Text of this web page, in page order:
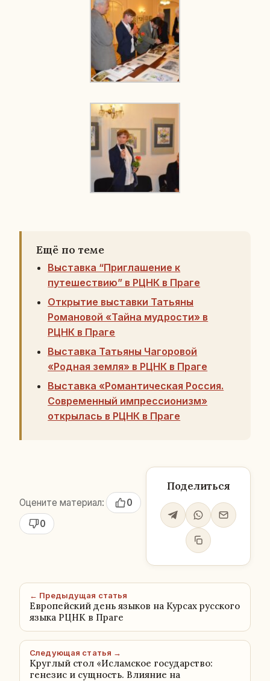
Ещё по теме
Выставка “Приглашение к
путешествию” в РЦНК в Праге
Открытие выставки Татьяны
Романовой «Тайна мудрости» в
РЦНК в Праге
Выставка Татьяны Чагоровой
«Родная земля» в РЦНК в Праге
Выставка «Романтическая Россия.
Современный импрессионизм»
открылась в РЦНК в Праге
Оцените материал:
0
0
Поделиться
← Предыдущая статья
Европейский день языков на Курсах русского
языка РЦНК в Праге
Следующая статья →
Круглый стол «Исламское государство:
генезис и сущность. Влияние на